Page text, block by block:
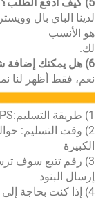
بال وويستر يونيون
لنا نمط شعارك.
سوف ترسل لك عن
بحاجة إلى مساعدة